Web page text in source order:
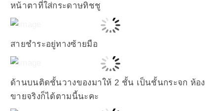
หน้าตาที่ใส่กระดาษทิชชู
สายชำระอยู่ทางซ้ายมือ
ด้านบนติดชั้นวางของมาให้ 2 ชั้น เป็นชั้นกระจก ห้อง
ขายจริงก็ได้ตามนี้นะคะ